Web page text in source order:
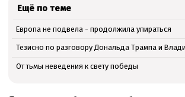
Ещё по теме
Европа не подвела - продолжила упираться
Тезисно по разговору Дональда Трампа и
От тьмы неведения к свету победы